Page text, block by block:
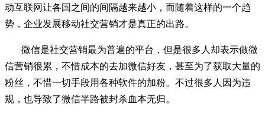
动互联网让各国之间的间隔越来越小，而随着这样的一个趋
势，企业发展移动社交营销才是真正的出路。
微信是社交营销最为普遍的平台，但是很多人却表示做微
信营销很累，不惜成本的去加微信好友，甚至为了获取大量的
粉丝，不惜一切手段用各种软件的加粉。不过很多人因为违
规，也导致了微信半路被封杀血本无归。